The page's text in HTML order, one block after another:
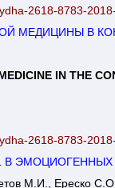
2618-8783-
МЕДИЦИНЫ В
IN THE
2618-8783-
В
М.И., Ереско